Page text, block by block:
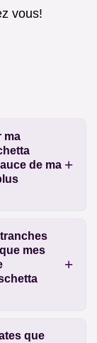
vous!
ma
de ma
mes
que